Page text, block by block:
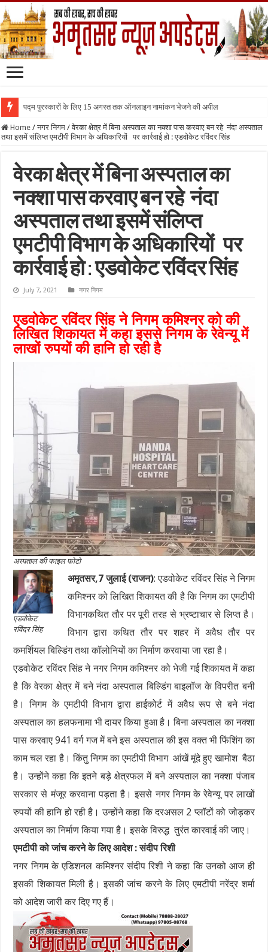
पद्म पुरस्कारों के लिए 15 अगस्त तक ऑनलाइन नामांकन भेजने की अपील
Home / नगर निगम / वेरका क्षेत्र में बिना अस्पताल का नक्शा पास करवाए बन रहे नंदा अस्पताल
तथा इसमें संलिप्त एमटीपी विभाग के अधिकारियों पर कार्रवाई हो : एडवोकेट रविंदर सिंह
वेरका क्षेत्र में बिना अस्पताल का
नक्शा पास करवाए बन रहे नंदा
अस्पताल तथा इसमें संलिप्त
एमटीपी विभाग के अधिकारियों पर
कार्रवाई हो : एडवोकेट रविंदर सिंह
July 7, 2021 नगर निगम
एडवोकेट रविंदर सिंह ने निगम कमिश्नर को की
लिखित शिकायत में कहा इससे निगम के रेवेन्यू में
लाखों रुपयों की हानि हो रही है
अस्पताल की फाइल फोटो
एडवोकेट
रविंदर सिंह
अमृतसर,7 जुलाई (राजन): एडवोकेट रविंदर सिंह ने निगम
कमिश्नर को लिखित शिकायत की है कि निगम का एमटीपी
विभागकथित तौर पर पूरी तरह से भ्रष्टाचार से लिप्त है।
विभाग द्वारा कथित तौर पर शहर में अवैध तौर पर
कमर्शियल बिल्डिंग तथा कॉलोनियों का निर्माण करवाया जा रहा है।
एडवोकेट रविंदर सिंह ने नगर निगम कमिश्नर को भेजी गई शिकायत में कहा
है कि वेरका क्षेत्र में बने नंदा अस्पताल बिल्डिंग बाइलॉज के विपरीत बनी
है। निगम के एमटीपी विभाग द्वारा हाईकोर्ट में अवैध रूप से बने नंदा
अस्पताल का हलफनामा भी दायर किया हुआ है। बिना अस्पताल का नक्शा
पास करवाए 941 वर्ग गज में बने इस अस्पताल की इस वक्त भी फिंशिंग का
काम चल रहा है। किंतु निगम का एमटीपी विभाग आंखें मूंदे हुए खामोश बैठा
है। उन्होंने कहा कि इतने बड़े क्षेत्रफल में बने अस्पताल का नक्शा पंजाब
सरकार से मंजूर करवाना पड़ता है। इससे नगर निगम के रेवेन्यू पर लाखों
रुपयों की हानि हो रही है। उन्होंने कहा कि दरअसल 2 प्लॉटों को जोड़कर
अस्पताल का निर्माण किया गया है। इसके विरुद्ध तुरंत कारवाई की जाए।
एमटीपी को जांच करने के लिए आदेश : संदीप रिशी
नगर निगम के एडिशनल कमिश्नर संदीप रिशी ने कहा कि उनको आज ही
इसकी शिकायत मिली है। इसकी जांच करने के लिए एमटीपी नरेंद्र शर्मा
को आदेश जारी कर दिए गए हैं।